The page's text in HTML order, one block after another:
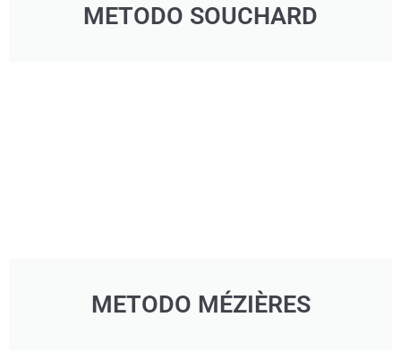
METODO SOUCHARD
METODO MÉZIÈRES